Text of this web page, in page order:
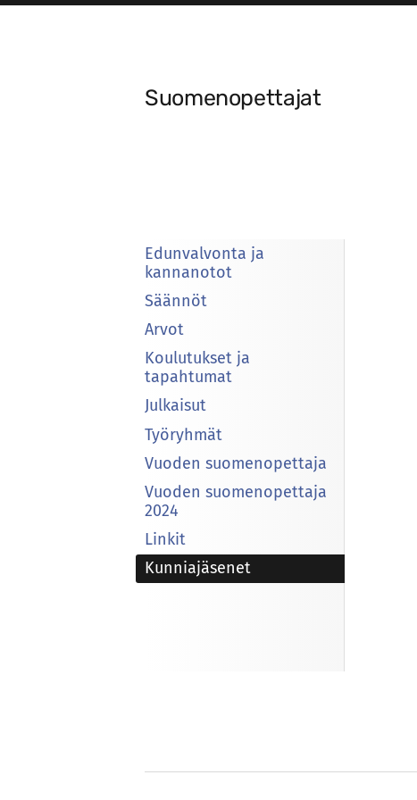
Suomenopettajat
Edunvalvonta ja
kannanotot
Säännöt
Arvot
Koulutukset ja
tapahtumat
Julkaisut
Työryhmät
Vuoden suomenopettaja
Vuoden suomenopettaja
2024
Linkit
Kunniajäsenet